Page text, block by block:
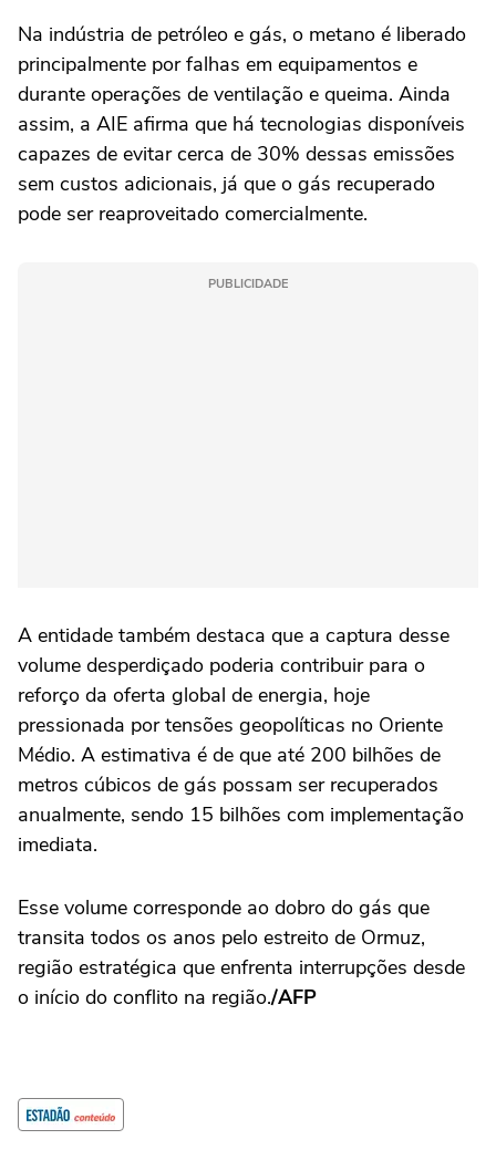
Na indústria de petróleo e gás, o metano é liberado
principalmente por falhas em equipamentos e
durante operações de ventilação e queima. Ainda
assim, a AIE afirma que há tecnologias disponíveis
capazes de evitar cerca de 30% dessas emissões
sem custos adicionais, já que o gás recuperado
pode ser reaproveitado comercialmente.
PUBLICIDADE
A entidade também destaca que a captura desse
volume desperdiçado poderia contribuir para o
reforço da oferta global de energia, hoje
pressionada por tensões geopolíticas no Oriente
Médio. A estimativa é de que até 200 bilhões de
metros cúbicos de gás possam ser recuperados
anualmente, sendo 15 bilhões com implementação
imediata.
Esse volume corresponde ao dobro do gás que
transita todos os anos pelo estreito de Ormuz,
região estratégica que enfrenta interrupções desde
o início do conflito na região./AFP